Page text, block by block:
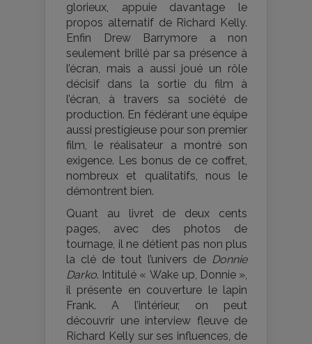
glorieux, appuie davantage le
propos alternatif de Richard Kelly.
Enfin Drew Barrymore a non
seulement brillé par sa présence à
l’écran, mais a aussi joué un rôle
décisif dans la sortie du film à
l’écran, à travers sa société de
production. En fédérant une équipe
aussi prestigieuse pour son premier
film, le réalisateur a montré son
exigence. Les bonus de ce coffret,
nombreux et qualitatifs, nous le
démontrent bien.
Quant au livret de deux cents
pages, avec des photos de
tournage, il ne détient pas non plus
la clé de tout l’univers de Donnie
Darko. Intitulé « Wake up, Donnie »,
il présente en couverture le lapin
Frank. A l’intérieur, on peut
découvrir une interview fleuve de
Richard Kelly sur ses influences, de